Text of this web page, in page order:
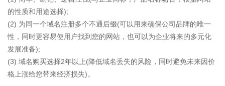
的性质和用途选择);
(2) 为同一个域名注册多个不通后缀(可以用来确保公司品牌的唯一
性，同时更容易使用户找到您的网站，也可以为企业将来的多元化
发展准备);
(3) 域名购买选择2年以上(降低域名丢失的风险，同时避免未来因价
格上涨给您带来经济损失)。